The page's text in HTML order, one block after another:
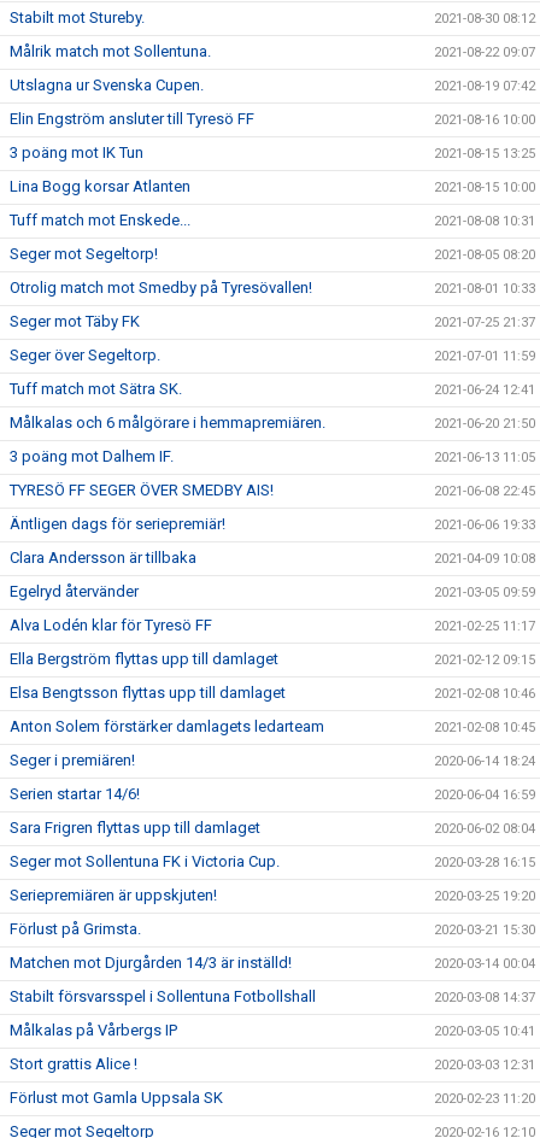
Stabilt mot Stureby. 2021-08-30 08:12
Målrik match mot Sollentuna. 2021-08-22 09:07
Utslagna ur Svenska Cupen. 2021-08-19 07:42
Elin Engström ansluter till Tyresö FF 2021-08-16 10:00
3 poäng mot IK Tun 2021-08-15 13:25
Lina Bogg korsar Atlanten 2021-08-15 10:00
Tuff match mot Enskede... 2021-08-08 10:31
Seger mot Segeltorp! 2021-08-05 08:20
Otrolig match mot Smedby på Tyresövallen! 2021-08-01 10:33
Seger mot Täby FK 2021-07-25 21:37
Seger över Segeltorp. 2021-07-01 11:59
Tuff match mot Sätra SK. 2021-06-24 12:41
Målkalas och 6 målgörare i hemmapremiären. 2021-06-20 21:50
3 poäng mot Dalhem IF. 2021-06-13 11:05
TYRESÖ FF SEGER ÖVER SMEDBY AIS! 2021-06-08 22:45
Äntligen dags för seriepremiär! 2021-06-06 19:33
Clara Andersson är tillbaka 2021-04-09 10:08
Egelryd återvänder 2021-03-05 09:59
Alva Lodén klar för Tyresö FF 2021-02-25 11:17
Ella Bergström flyttas upp till damlaget 2021-02-12 09:15
Elsa Bengtsson flyttas upp till damlaget 2021-02-08 10:46
Anton Solem förstärker damlagets ledarteam 2021-02-08 10:45
Seger i premiären! 2020-06-14 18:24
Serien startar 14/6! 2020-06-04 16:59
Sara Frigren flyttas upp till damlaget 2020-06-02 08:04
Seger mot Sollentuna FK i Victoria Cup. 2020-03-28 16:15
Seriepremiären är uppskjuten! 2020-03-25 19:20
Förlust på Grimsta. 2020-03-21 15:30
Matchen mot Djurgården 14/3 är inställd! 2020-03-14 00:04
Stabilt försvarsspel i Sollentuna Fotbollshall 2020-03-08 14:37
Målkalas på Vårbergs IP 2020-03-05 10:41
Stort grattis Alice ! 2020-03-03 12:31
Förlust mot Gamla Uppsala SK 2020-02-23 11:20
Seger mot Segeltorp 2020-02-16 12:10